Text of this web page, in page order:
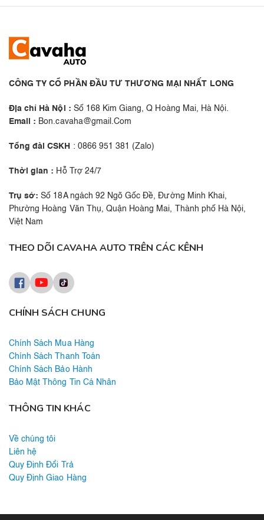
CÔNG TY CỔ PHẦN ĐẦU TƯ THƯƠNG MẠI NHẤT LONG
Địa chỉ Hà Nội : Số 168 Kim Giang, Q Hoàng Mai, Hà Nội.
Email : Bon.cavaha@gmail.Com
Tổng đài CSKH : 0866 951 381 (Zalo)
Thời gian : Hỗ Trợ 24/7
Trụ sở: Số 18A ngách 92 Ngõ Gốc Đề, Đường Minh Khai,
Phường Hoàng Văn Thụ, Quận Hoàng Mai, Thành phố Hà Nội,
Việt Nam
CHÍNH SÁCH CHUNG
Chính Sách Mua Hàng
Chính Sách Thanh Toán
Chính Sách Bảo Hành
Bảo Mật Thông Tin Cá Nhân
THÔNG TIN KHÁC
Về chúng tôi
Liên hệ
Quy Định Đổi Trả
Quy Định Giao Hàng
THEO DÕI CAVAHA AUTO TRÊN CÁC KÊNH